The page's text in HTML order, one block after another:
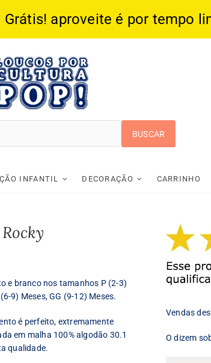
aproveite é por tempo
Cultura Pop
INFANTIL DECORAÇÃO CARRINHO
e branco nos tamanhos P (2-3)
9) Meses, GG (9-12) Meses.
é perfeito, extremamente
em malha 100% algodão 30.1
qualidade.
Vendas
O dizem